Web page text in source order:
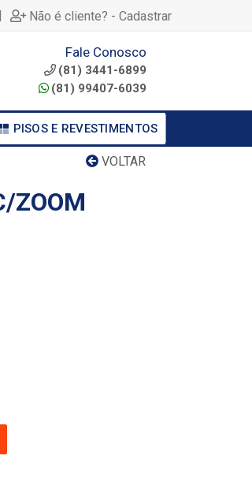
| Não é cliente? - Cadastrar
Fale Conosco
(81) 3441-6899
(81) 99407-6039
PISOS E REVESTIMENTOS
VOLTAR
ZOOM